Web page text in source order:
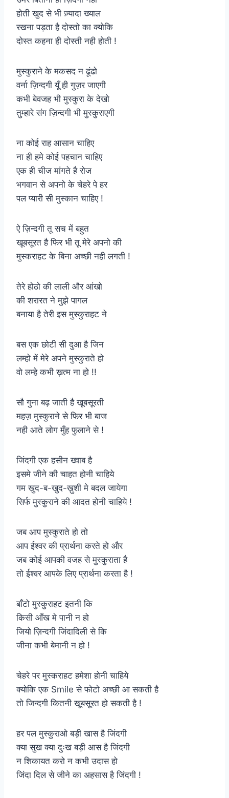
होती खुद से भी ज़्यादा ख्याल
रखना पड़ता है दोस्तो का क्योकि
दोस्त कहना ही दोस्ती नही होती !
मुस्कुराने के मकसद न ढूंढो
वर्ना ज़िन्दगी यूँ ही गुज़र जाएगी
कभी बेवजह भी मुस्कुरा के देखो
तुम्हारे संग ज़िन्दगी भी मुस्कुराएगी
ना कोई राह आसान चाहिए
ना ही हमे कोई पहचान चाहिए
एक ही चीज मांगते है रोज
भगवान से अपनो के चेहरे पे हर
पल प्यारी सी मुस्कान चाहिए !
ऐ ज़िन्दगी तू सच में बहुत
खूबसूरत है फिर भी तू मेरे अपनो की
मुस्कराहट के बिना अच्छी नही लगती !
तेरे होठो की लाली और आंखो
की शरारत ने मुझे पागल
बनाया ​है तेरी इस मुस्कुराहट ने
बस एक छोटी सी दुआ है जिन
लम्हो में मेरे अपने मुस्कुराते हो
वो लम्हे कभी ख़त्म ना हो !!
सौ गुना बढ़ जाती है खूबसूरती
महज़ मुस्कुराने से फिर भी बाज
नही आते लोग मुँह फुलाने से !
जिंदगी एक हसीन ख्वाब है
इसमे जीने की चाहत होनी चाहिये
गम खुद-ब-खुद-ख़ुशी मे बदल जायेगा
सिर्फ मुस्कुराने की आदत होनी चाहिये !
जब आप मुस्कुराते हो तो
आप ईश्वर की प्रार्थना करते हो और
जब कोई आपकी वजह से मुस्कुराता है
तो ईश्वर आपके लिए प्रार्थना करता है !
बाँटो मुस्कुराहट इतनी कि
किसी आँख मे पानी न हो
जियो ज़िन्दगी जिंदादिली से कि
जीना कभी बेमानी न हो !
चेहरे पर मुस्कराहट हमेशा होनी चाहिये
क्योकि एक Smile से फोटो अच्छी आ सकती है
तो जिन्दगी कितनी खूबसूरत हो सकती है !
हर पल मुस्कुराओ बड़ी खास है जिंदगी
क्या सुख क्या दुःख बड़ी आस है जिंदगी
न शिकायत करो न कभी उदास हो
जिंदा दिल से जीने का अहसास है जिंदगी !